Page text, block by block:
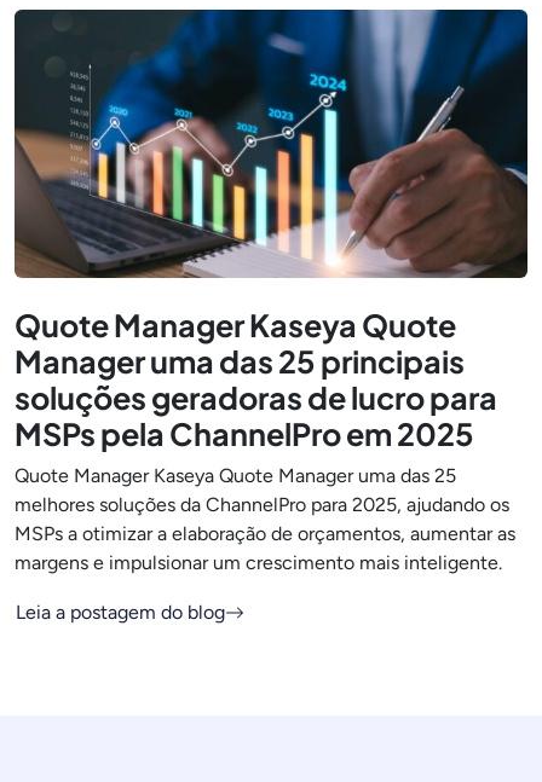
Quote Manager Kaseya Quote
Manager uma das 25 principais
soluções geradoras de lucro para
MSPs pela ChannelPro em 2025
Quote Manager Kaseya Quote Manager uma das 25
melhores soluções da ChannelPro para 2025, ajudando os
MSPs a otimizar a elaboração de orçamentos, aumentar as
margens e impulsionar um crescimento mais inteligente.
Leia a postagem do blog